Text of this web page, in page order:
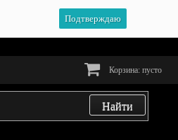
Подтверждаю
Корзина: пусто